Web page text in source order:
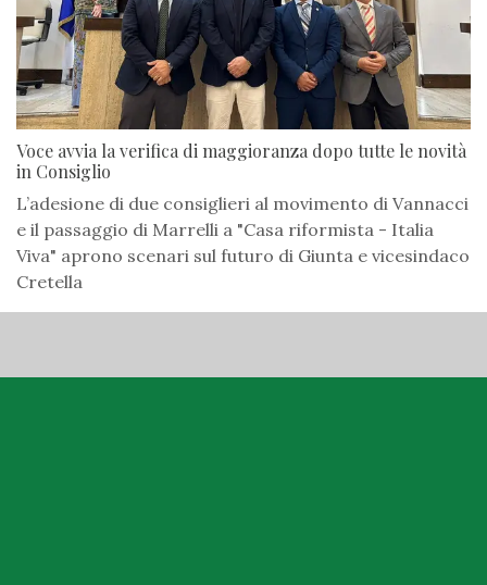
Voce avvia la verifica di maggioranza dopo tutte le novità
in Consiglio
L’adesione di due consiglieri al movimento di Vannacci
e il passaggio di Marrelli a "Casa riformista - Italia
Viva" aprono scenari sul futuro di Giunta e vicesindaco
Cretella